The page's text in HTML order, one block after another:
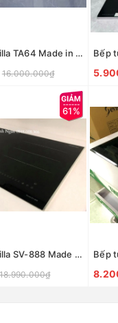
Bếp từ đôi Sevilla TA64 Made in Malaysia
16.000.000₫
61%
Bếp từ đôi Sevilla SV-888 Made in Malaysia
18.990.000₫